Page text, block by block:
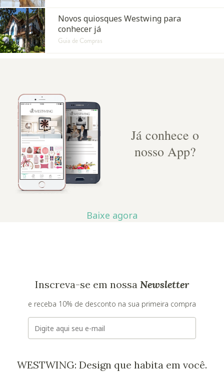
Novos quiosques Westwing para
conhecer já
Guia de Compras
Já conhece o
nosso App?
Baixe agora
Inscreva-se em nossa Newsletter
e receba 10% de desconto na sua primeira compra
E-mail
WESTWING: Design que habita em você.